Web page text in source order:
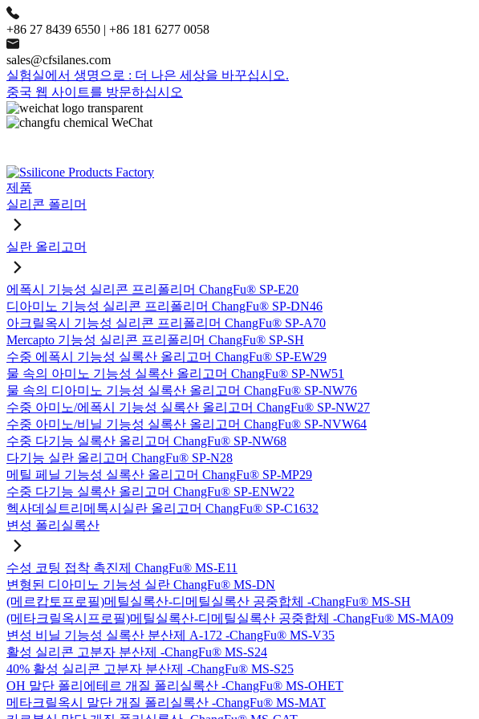
+86 27 8439 6550 | +86 181 6277 0058
sales@cfsilanes.com
실험실에서 생명으로 : 더 나은 세상을 바꾸십시오.
중국 웹 사이트를 방문하십시오
제품
실리콘 폴리머
실란 올리고머
에폭시 기능성 실리콘 프리폴리머 ChangFu® SP-E20
디아미노 기능성 실리콘 프리폴리머 ChangFu® SP-DN46
아크릴옥시 기능성 실리콘 프리폴리머 ChangFu® SP-A70
Mercapto 기능성 실리콘 프리폴리머 ChangFu® SP-SH
수중 에폭시 기능성 실록산 올리고머 ChangFu® SP-EW29
물 속의 아미노 기능성 실록산 올리고머 ChangFu® SP-NW51
물 속의 디아미노 기능성 실록산 올리고머 ChangFu® SP-NW76
수중 아미노/에폭시 기능성 실록산 올리고머 ChangFu® SP-NW27
수중 아미노/비닐 기능성 실록산 올리고머 ChangFu® SP-NVW64
수중 다기능 실록산 올리고머 ChangFu® SP-NW68
다기능 실란 올리고머 ChangFu® SP-N28
메틸 페닐 기능성 실록산 올리고머 ChangFu® SP-MP29
수중 다기능 실록산 올리고머 ChangFu® SP-ENW22
헥사데실트리메톡시실란 올리고머 ChangFu® SP-C1632
변성 폴리실록산
수성 코팅 접착 촉진제 ChangFu® MS-E11
변형된 디아미노 기능성 실란 ChangFu® MS-DN
(메르캅토프로필)메틸실록산-디메틸실록산 공중합체 -ChangFu® MS-SH
(메타크릴옥시프로필)메틸실록산-디메틸실록산 공중합체 -ChangFu® MS-MA09
변성 비닐 기능성 실록산 분산제 A-172 -ChangFu® MS-V35
활성 실리콘 고분자 분산제 -ChangFu® MS-S24
40% 활성 실리콘 고분자 분산제 -ChangFu® MS-S25
OH 말단 폴리에테르 개질 폴리실록산 -ChangFu® MS-OHET
메타크릴옥시 말단 개질 폴리실록산 -ChangFu® MS-MAT